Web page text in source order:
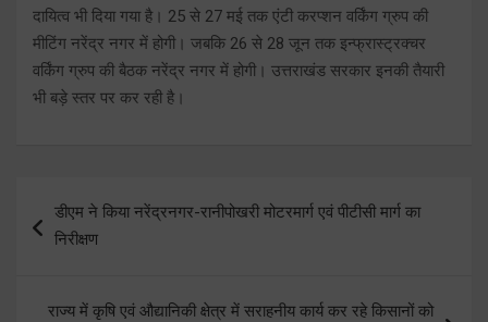
दायित्व भी दिया गया है। 25 से 27 मई तक एंटी करप्शन वर्किंग ग्रुप की
मीटिंग नरेंद्र नगर में होगी। जबकि 26 से 28 जून तक इन्फ्रास्ट्रक्चर
वर्किंग ग्रुप की बैठक नरेंद्र नगर में होगी। उत्तराखंड सरकार इनकी तैयारी
भी बड़े स्तर पर कर रही है।
navigation
डीएम ने किया नरेंद्रनगर-रानीपोखरी मोटरमार्ग एवं पीटीसी मार्ग का
निरीक्षण
राज्य में कृषि एवं औद्यानिकी क्षेत्र में सराहनीय कार्य कर रहे किसानों को